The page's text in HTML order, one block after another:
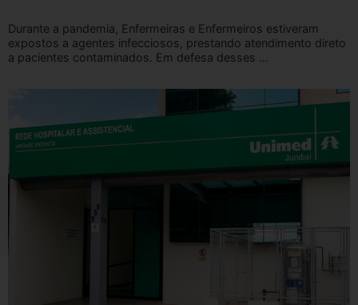
Durante a pandemia, Enfermeiras e Enfermeiros estiveram
expostos a agentes infecciosos, prestando atendimento direto
a pacientes contaminados. Em defesa desses ...